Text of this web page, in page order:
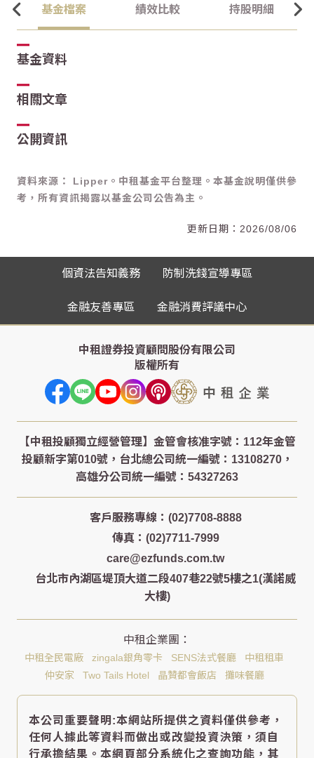
基金檔案 績效比較 持股明細
基金資料
相關文章
公開資訊
資料來源： Lipper。中租基金平台整理。本基金說明僅供參
考，所有資訊揭露以基金公司公告為主。
2026/08/06
個資法告知義務 防制洗錢宣導專區
金融友善專區 金融消費評議中心
中租證券投資顧問股份有限公司
版權所有
客戶服務專線：(02)7708-8888
傳真：(02)7711-7999
care@ezfunds.com.tw
台北市內湖區堤頂大道二段407巷22號5樓之1(漢諾威
大樓)
中租全民電廠 zingala銀角零卡 SENS法式餐廳
中租租車
仲安家
Two Tails Hotel 晶贊都會飯店 攤味餐廳
本公司重要聲明:本網站所提供之資料僅供參考，
任何人據此等資料而做出或改變投資決策，須自
行承擔結果。本網頁部分系統化之查詢功能，其